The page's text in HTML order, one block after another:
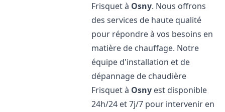
Frisquet à Osny. Nous offrons
des services de haute qualité
pour répondre à vos besoins en
matière de chauffage. Notre
équipe d'installation et de
dépannage de chaudière
Frisquet à Osny est disponible
24h/24 et 7j/7 pour intervenir en